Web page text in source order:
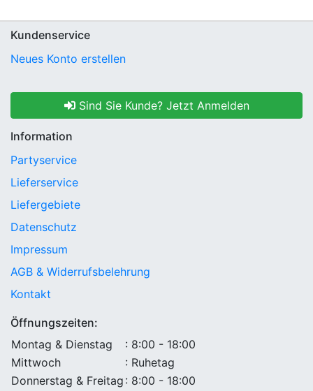
Kundenservice
Neues Konto erstellen
Sind Sie Kunde? Jetzt Anmelden
Information
Partyservice
Lieferservice
Liefergebiete
Datenschutz
Impressum
AGB & Widerrufsbelehrung
Kontakt
Öffnungszeiten:
Montag & Dienstag
: 8:00 - 18:00
Mittwoch
: Ruhetag
Donnerstag & Freitag : 8:00 - 18:00